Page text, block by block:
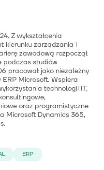
Z wykształcenia
kierunku zarządzania i
zawodową rozpoczął
podczas studiów
pracował jako niezależny
Microsoft. Wspiera
technologii IT,
oraz programistyczne
Microsoft Dynamics 365,
ERP